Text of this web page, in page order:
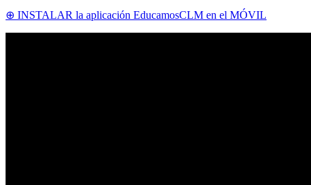
⊕ INSTALAR la aplicación EducamosCLM en el MÓVIL